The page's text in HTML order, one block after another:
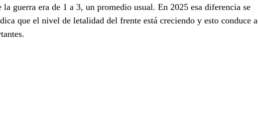
guerra era de 1 a 3, un promedio usual. En 2025 esa diferencia se
que el nivel de letalidad del frente está creciendo y esto conduce a